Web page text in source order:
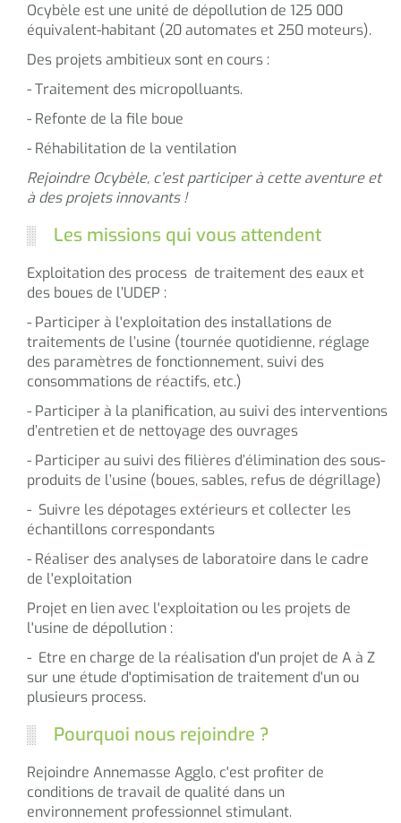
Ocybèle est une unité de dépollution de 125 000
équivalent-habitant (20 automates et 250 moteurs).
Des projets ambitieux sont en cours :
- Traitement des micropolluants.
- Refonte de la file boue
- Réhabilitation de la ventilation
Rejoindre Ocybèle, c’est participer à cette aventure et
à des projets innovants !
Les missions qui vous attendent
Exploitation des process de traitement des eaux et
des boues de l’UDEP :
- Participer à l'exploitation des installations de
traitements de l’usine (tournée quotidienne, réglage
des paramètres de fonctionnement, suivi des
consommations de réactifs, etc.)
- Participer à la planification, au suivi des interventions
d’entretien et de nettoyage des ouvrages
- Participer au suivi des filières d’élimination des sous-
produits de l’usine (boues, sables, refus de dégrillage)
- Suivre les dépotages extérieurs et collecter les
échantillons correspondants
- Réaliser des analyses de laboratoire dans le cadre
de l'exploitation
Projet en lien avec l'exploitation ou les projets de
l'usine de dépollution :
- Etre en charge de la réalisation d'un projet de A à Z
sur une étude d'optimisation de traitement d'un ou
plusieurs process.
Pourquoi nous rejoindre ?
Rejoindre Annemasse Agglo, c'est profiter de
conditions de travail de qualité dans un
environnement professionnel stimulant.